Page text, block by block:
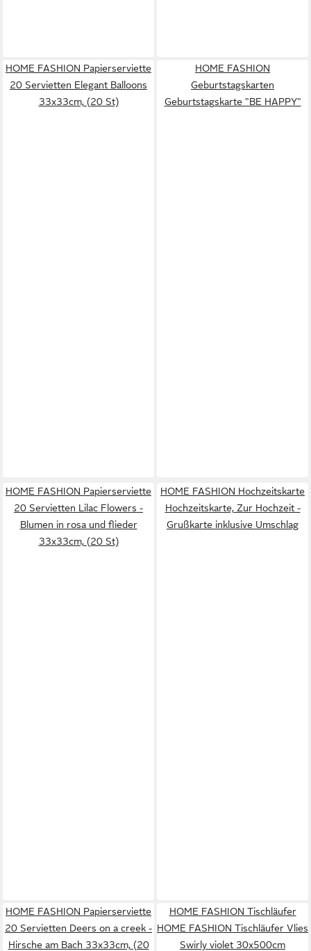
HOME FASHION Papierserviette
20 Servietten Elegant Balloons
33x33cm, (20 St)
HOME FASHION
Geburtstagskarten
Geburtstagskarte "BE HAPPY"
HOME FASHION Papierserviette
20 Servietten Lilac Flowers -
Blumen in rosa und flieder
33x33cm, (20 St)
HOME FASHION Hochzeitskarte
Hochzeitskarte, Zur Hochzeit -
Grußkarte inklusive Umschlag
HOME FASHION Papierserviette
20 Servietten Deers on a creek -
Hirsche am Bach 33x33cm, (20
HOME FASHION Tischläufer
HOME FASHION Tischläufer Vlies
Swirly violet 30x500cm